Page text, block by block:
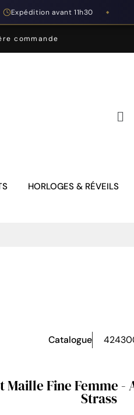
Expédition avant 11h30 ◆
commande
HORLOGES & RÉVEILS
Catalogue
Maille Fine Femme -
Strass